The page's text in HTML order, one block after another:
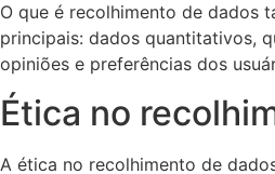
O que é recolhimento de dados
principais: dados quantitativos,
opiniões e preferências dos
Ética no
A ética no recolhimento de